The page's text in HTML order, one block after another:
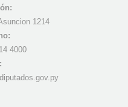
1214
14 4000